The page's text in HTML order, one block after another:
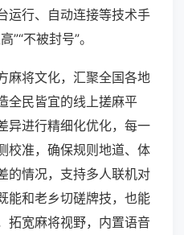
运行、自动连接等技术手
”“不被封号”。
麻将文化，汇聚全国各地
全民皆宜的线上搓麻平
异进行精细化优化，每一
校准，确保规则地道、体
的情况，支持多人联机对
能和老乡切磋牌技，也能
拓宽麻将视野，内置语音